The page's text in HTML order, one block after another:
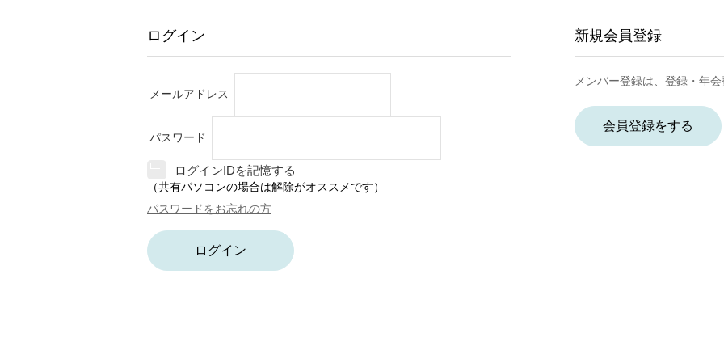
ログイン
メールアドレス
パスワード
ログインIDを記憶する
（共有パソコンの場合は解除がオススメです）
パスワードをお忘れの方
ログイン
新規会員登録
メンバー登録は、登録・年会
会員登録をする